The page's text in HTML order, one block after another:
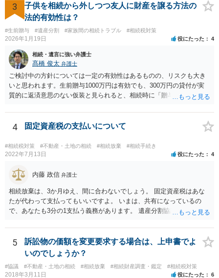
とになります。 税務署も、およその遺産を把握してるので、税務署か
ら、遺産の 情報を得ることもあります。
3
子供を相続から外しつつ友人に財産を譲る方法の
法的有効性は？
#生前贈与 #遺産分割 #家族間の相続トラブル #相続税対策
2026年1月19日 役にたった 4
相続・遺言に強い弁護士
髙橋 俊太 弁護士
ご検討中の方針については一定の有効性はあるものの、リスクも大き
いと思われます。生前贈与1000万円は有効でも、300万円の貸付が実
質的に返済意思のない仮装と見られると、相続時に「贈与」と評価さ
法として考えられるものとしては、 ①信託（家族信託・目的信託） 財
産を信託口に移し、受託者（信頼できる友人や専門職）に管理させ、
体へ と使途を厳格に指定。相続ではなく信託帰属になるため、子の関
与を大きく排除できます。 ②遺言＋生命保険の組合せ 生活資金は手元
相続財産とは別枠で、遺留分対策にも有効と思われます。 ③負担付死
不履行なら無効にでき、老後の安心を担保できます。 ④ 寄附予約＋解
除条件 慈善団体への寄附を予約しつつ、資金不足時は解除できる条項
を設定。 などがあり得るかと思われます。
4 固定資産税の支払いについて
#相続税対策 #不動産・土地の相続 #相続放棄 #相続手続き
2022年7月13日 役にたった 4
内藤 政信 弁護士
相続放棄は、3か月ゆえ、間に合わないでしょう。 固定資産税はあな
たが代わって支払ってもいいですよ。 いまは、共有になっているの
で、あなたも3分の1支払う義務があります。 遺産分割協議をして、不
払い義務があります。
5
訴訟物の価額を変更要求する場合は、上申書でよ
いのでしょうか？
#協議 #不動産・土地の相続 #相続放棄 #相続財産調査・鑑定 #相続税対策
2018年3月11日 役にたった 6